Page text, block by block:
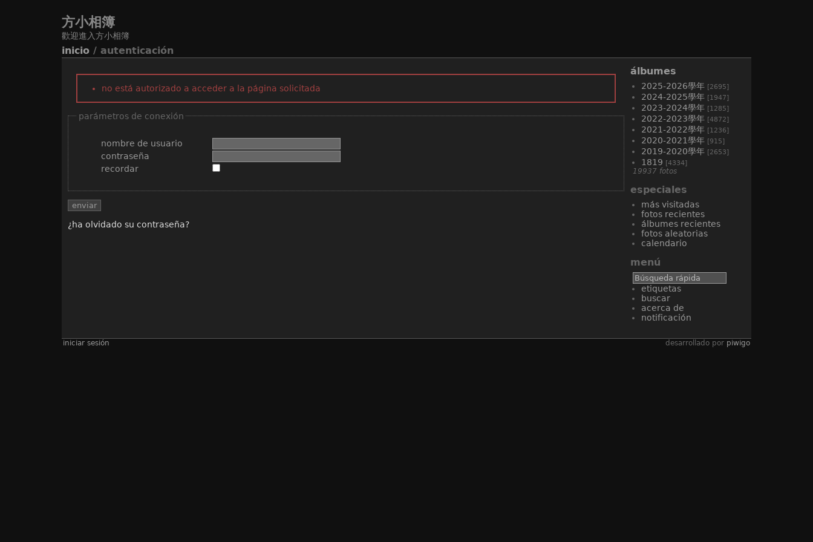
方小相簿
歡迎進入方小相簿
inicio / autenticación
no está autorizado a acceder a la página solicitada
parámetros de conexión
nombre de usuario
contraseña
recordar
¿ha olvidado su contraseña?
álbumes
2025-2026學年 [2695]
2024-2025學年 [1947]
2023-2024學年 [1285]
2022-2023學年 [4872]
2021-2022學年 [1236]
2020-2021學年 [915]
2019-2020學年 [2653]
1819 [4334]
19937 fotos
especiales
más visitadas
fotos recientes
álbumes recientes
fotos aleatorias
calendario
menú
etiquetas
buscar
acerca de
notificación
iniciar sesión desarrollado por piwigo